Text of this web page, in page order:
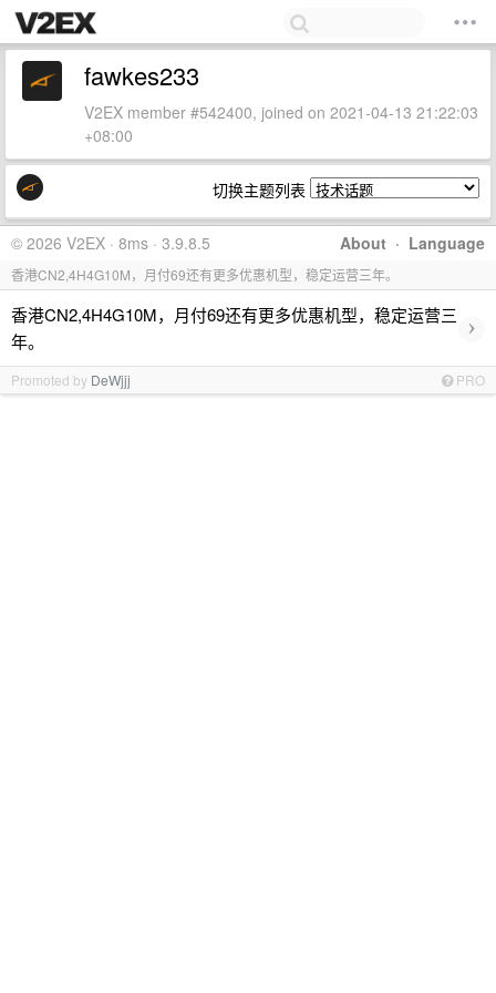
fawkes233
V2EX member #542400, joined on 2021-04-13 21:22:03
+08:00
切换主题列表
About · Language
© 2026 V2EX · 8ms · 3.9.8.5
香港CN2,4H4G10M，月付69还有更多优惠机型，稳定运营三年。
香港CN2,4H4G10M，月付69还有更多优惠机型，稳定运营三
年。
›
Promoted by DeWjjj PRO